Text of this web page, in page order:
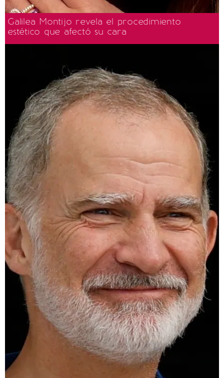
Galilea Montijo revela el procedimiento
estético que afectó su cara